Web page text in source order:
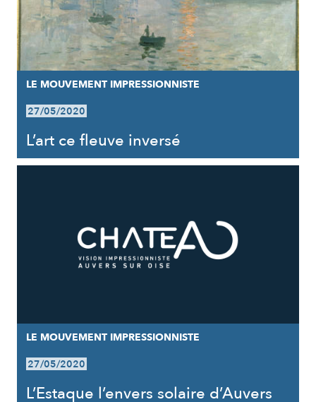
LE MOUVEMENT IMPRESSIONNISTE
27/05/2020
L’art ce fleuve inversé
LE MOUVEMENT IMPRESSIONNISTE
27/05/2020
L’Estaque l’envers solaire d’Auvers